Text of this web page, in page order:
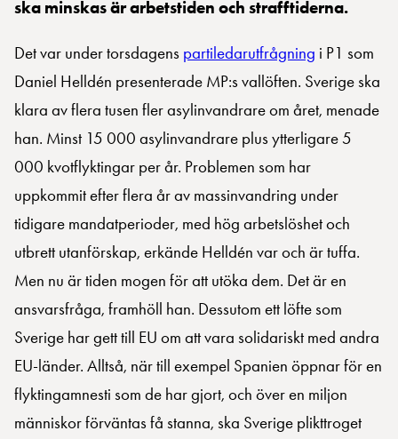
ska minskas är arbetstiden och strafftiderna.
Det var under torsdagens partiledarutfrågning i P1 som
Daniel Helldén presenterade MP:s vallöften. Sverige ska
klara av flera tusen fler asylinvandrare om året, menade
han. Minst 15 000 asylinvandrare plus ytterligare 5
000 kvotflyktingar per år. Problemen som har
uppkommit efter flera år av massinvandring under
tidigare mandatperioder, med hög arbetslöshet och
utbrett utanförskap, erkände Helldén var och är tuffa.
Men nu är tiden mogen för att utöka dem. Det är en
ansvarsfråga, framhöll han. Dessutom ett löfte som
Sverige har gett till EU om att vara solidariskt med andra
EU-länder. Alltså, när till exempel Spanien öppnar för en
flyktingamnesti som de har gjort, och över en miljon
människor förväntas få stanna, ska Sverige plikttroget